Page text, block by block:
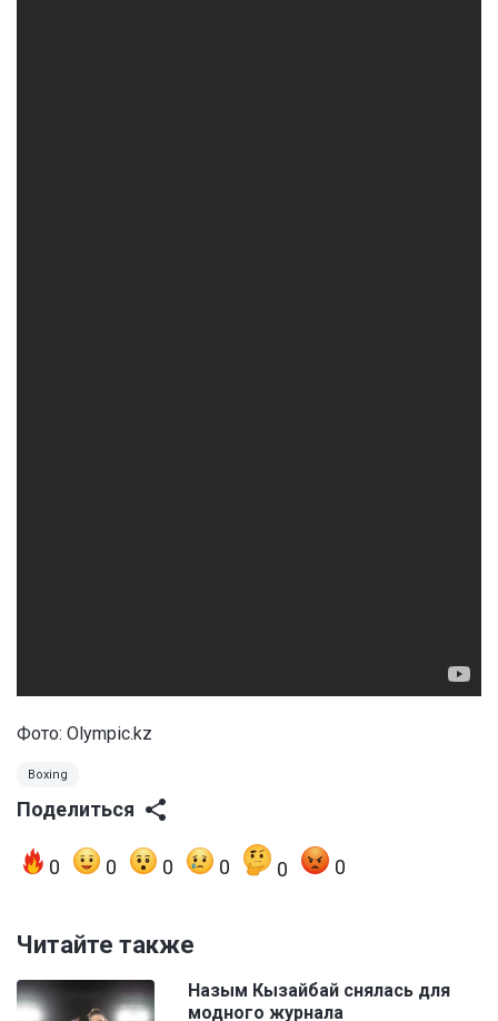
Фото: Olympic.kz
Boxing
Поделиться
0 0 0 0 0 0
Читайте также
Назым Кызайбай снялась для
модного журнала